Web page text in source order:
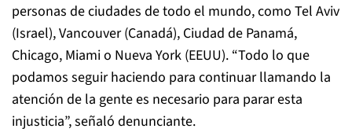
personas de ciudades de todo el mundo, como Tel Aviv
(Israel), Vancouver (Canadá), Ciudad de Panamá,
Chicago, Miami o Nueva York (EEUU). “Todo lo que
podamos seguir haciendo para continuar llamando la
atención de la gente es necesario para parar esta
injusticia”, señaló denunciante.